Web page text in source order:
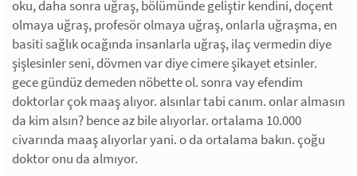
oku, daha sonra uğraş, bölümünde geliştir kendini, doçent
olmaya uğraş, profesör olmaya uğraş, onlarla uğraşma, en
basiti sağlık ocağında insanlarla uğraş, ilaç vermedin diye
şişlesinler seni, dövmen var diye cimere şikayet etsinler.
gece gündüz demeden nöbette ol. sonra vay efendim
doktorlar çok maaş alıyor. alsınlar tabi canım. onlar almasın
da kim alsın? bence az bile alıyorlar. ortalama 10.000
civarında maaş alıyorlar yani. o da ortalama bakın. çoğu
doktor onu da almıyor.